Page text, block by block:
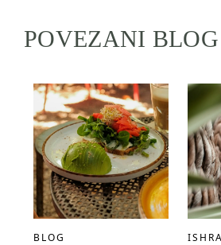
POVEZANI
BLOG